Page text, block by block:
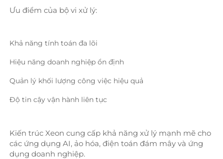
Ưu điểm của bộ vi xử lý:
Khả năng tính toán đa lõi
Hiệu năng doanh nghiệp ổn định
Quản lý khối lượng công việc hiệu quả
Độ tin cậy vận hành liên tục
Kiến trúc Xeon cung cấp khả năng xử lý mạnh mẽ cho
các ứng dụng AI, ảo hóa, điện toán đám mây và ứng
dụng doanh nghiệp.